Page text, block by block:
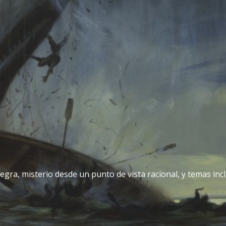
misterio desde un punto de vista racional, y temas